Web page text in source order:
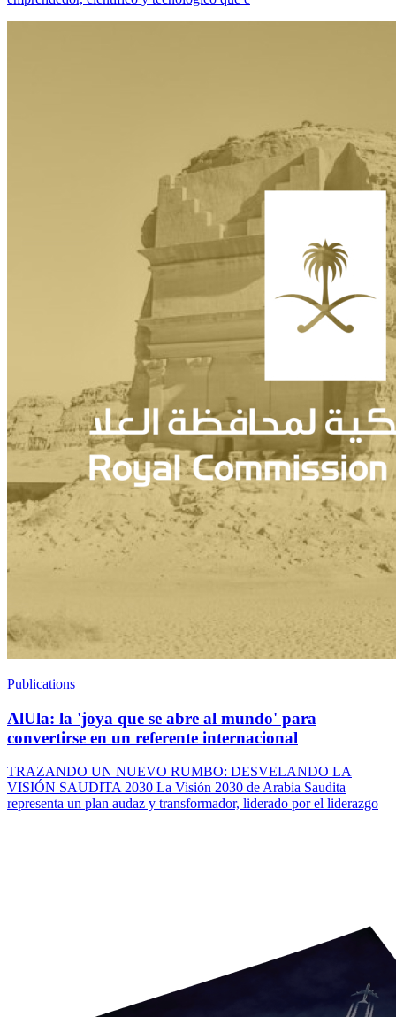
Publications
AlUla: la 'joya que se abre al mundo' para
convertirse en un referente internacional
TRAZANDO UN NUEVO RUMBO: DESVELANDO LA
VISIÓN SAUDITA 2030 La Visión 2030 de Arabia Saudita
representa un plan audaz y transformador, liderado por el liderazgo